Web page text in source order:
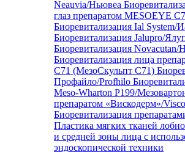
Neauvia/Ньювеа
глаз препаратом MESOEYE
Биоревитализация Ial System/
Биоревитализация Jalupro/
Биоревитализация Novacutan/
Биоревитализация лица
C71 (МезоСкульпт С71)
Профайло/Profhilo
Meso-Wharton P199/
препаратом «Вискодерм»/
Биоревитализация
Пластика мягких тканей
и средней зоны лица с
эндоскопической техники